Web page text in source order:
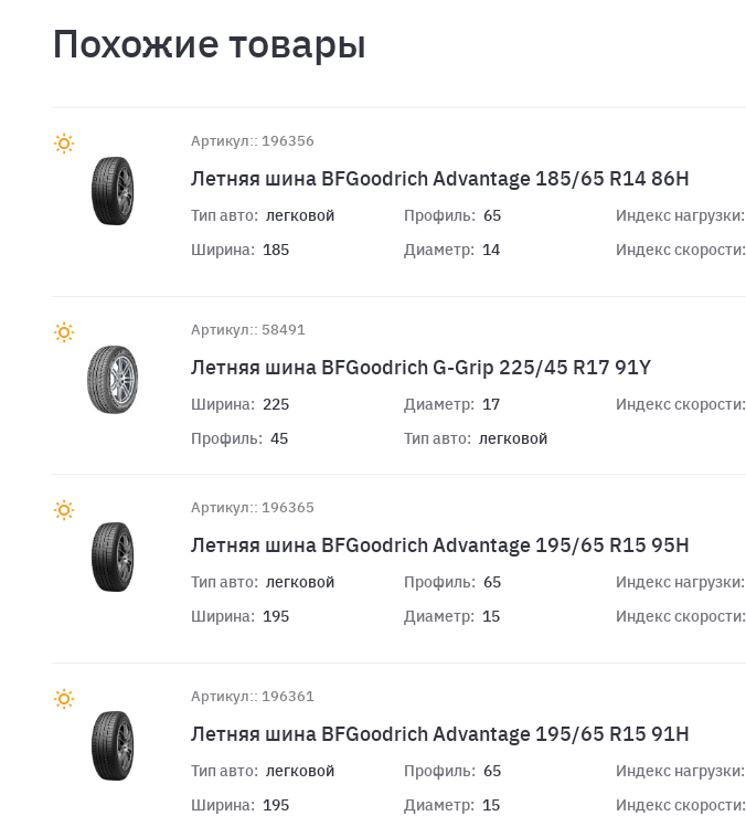
Похожие товары
Артикул:: 196356
Летняя шина BFGoodrich Advantage 185/65 R14 86H
Тип авто: легковой
Ширина: 185
Профиль: 65
Диаметр: 14
Индекс нагрузки:
Индекс скорости:
Артикул:: 58491
Летняя шина BFGoodrich G-Grip 225/45 R17 91Y
Ширина: 225
Профиль: 45
Диаметр: 17
Тип авто: легковой
Индекс скорости:
Артикул:: 196365
Летняя шина BFGoodrich Advantage 195/65 R15 95H
Тип авто: легковой
Ширина: 195
Профиль: 65
Диаметр: 15
Индекс нагрузки:
Индекс скорости:
Артикул:: 196361
Летняя шина BFGoodrich Advantage 195/65 R15 91H
Тип авто: легковой
Ширина: 195
Профиль: 65
Диаметр: 15
Индекс нагрузки:
Индекс скорости: